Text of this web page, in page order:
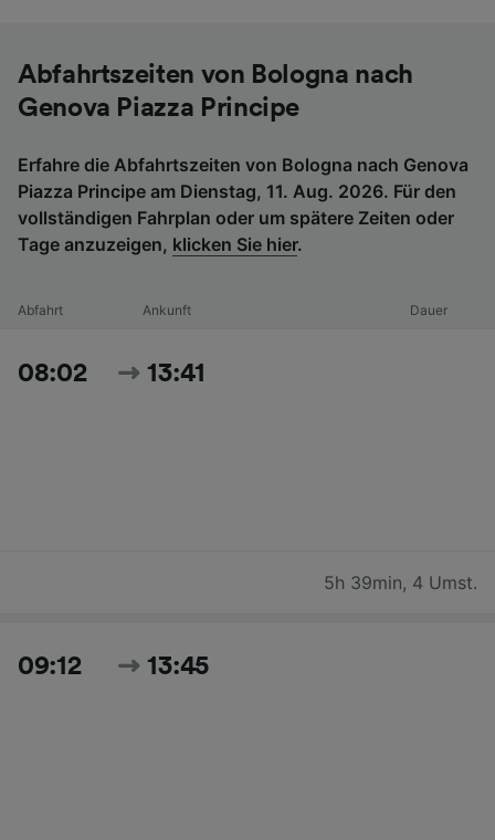
Abfahrtszeiten von Bologna nach
Genova Piazza Principe
Erfahre die Abfahrtszeiten von Bologna nach Genova
Piazza Principe am Dienstag, 11. Aug. 2026. Für den
vollständigen Fahrplan oder um spätere Zeiten oder
Tage anzuzeigen, klicken Sie hier.
Abfahrt Ankunft Dauer
08:02 13:41
5h 39min, 4 Umst.
09:12 13:45